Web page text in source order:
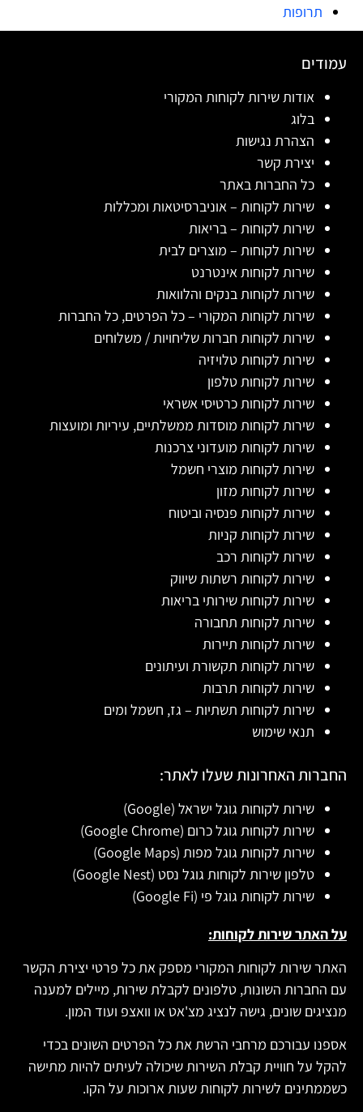
תרופות
עמודים
אודות שירות לקוחות המקורי
בלוג
הצהרת נגישות
יצירת קשר
כל החברות באתר
שירות לקוחות – אוניברסיטאות ומכללות
שירות לקוחות – בריאות
שירות לקוחות – מוצרים לבית
שירות לקוחות אינטרנט
שירות לקוחות בנקים והלוואות
שירות לקוחות המקורי – כל הפרטים, כל החברות
שירות לקוחות חברות שליחויות / משלוחים
שירות לקוחות טלויזיה
שירות לקוחות טלפון
שירות לקוחות כרטיסי אשראי
שירות לקוחות מוסדות ממשלתיים, עיריות ומועצות
שירות לקוחות מועדוני צרכנות
שירות לקוחות מוצרי חשמל
שירות לקוחות מזון
שירות לקוחות פנסיה וביטוח
שירות לקוחות קניות
שירות לקוחות רכב
שירות לקוחות רשתות שיווק
שירות לקוחות שירותי בריאות
שירות לקוחות תחבורה
שירות לקוחות תיירות
שירות לקוחות תקשורת ועיתונים
שירות לקוחות תרבות
שירות לקוחות תשתיות – גז, חשמל ומים
תנאי שימוש
החברות האחרונות שעלו לאתר:
שירות לקוחות גוגל ישראל (Google)
שירות לקוחות גוגל כרום (Google Chrome)
שירות לקוחות גוגל מפות (Google Maps)
טלפון שירות לקוחות גוגל נסט (Google Nest)
שירות לקוחות גוגל פי (Google Fi)
על האתר שירות לקוחות:
האתר שירות לקוחות המקורי מספק את כל פרטי יצירת הקשר
עם החברות השונות, טלפונים לקבלת שירות, מיילים למענה
מנציגים שונים, גישה לנציג מצ'אט או וואצפ ועוד המון.
אספנו עבורכם מרחבי הרשת את כל הפרטים השונים בכדי
להקל על חוויית קבלת השירות שיכולה לעיתים להיות מתישה
כשממתינים לשירות לקוחות שעות ארוכות על הקו.